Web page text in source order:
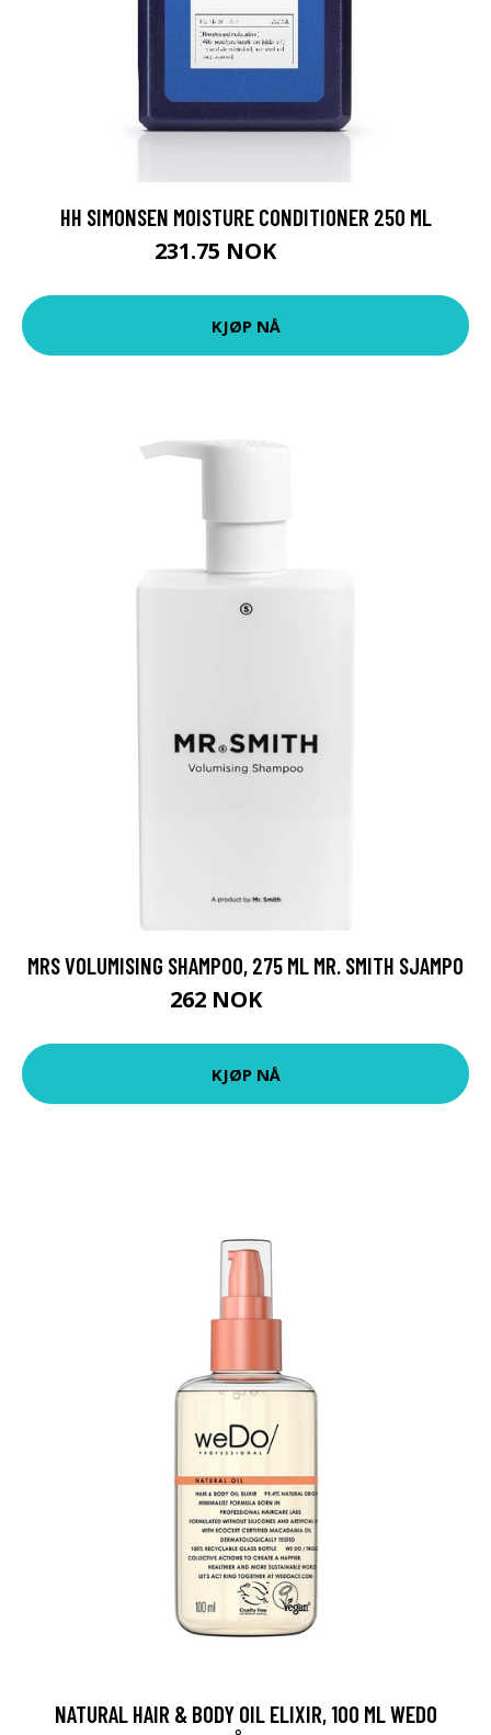
HH SIMONSEN MOISTURE CONDITIONER 250 ML
231.75 NOK
KJØP NÅ
MRS VOLUMISING SHAMPOO, 275 ML MR. SMITH SJAMPO
262 NOK
KJØP NÅ
NATURAL HAIR & BODY OIL ELIXIR, 100 ML WEDO